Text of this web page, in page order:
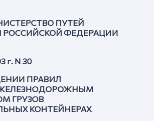
ПУТЕЙ
ФЕДЕРАЦИИ
г. N 30
ПРАВИЛ
ГРУЗОВ
КОНТЕЙНЕРАХ